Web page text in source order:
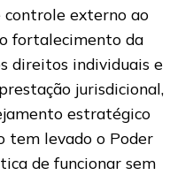
externo ao
fortalecimento da
direitos individuais e
jurisdicional,
estratégico
tem levado o Poder
de funcionar sem